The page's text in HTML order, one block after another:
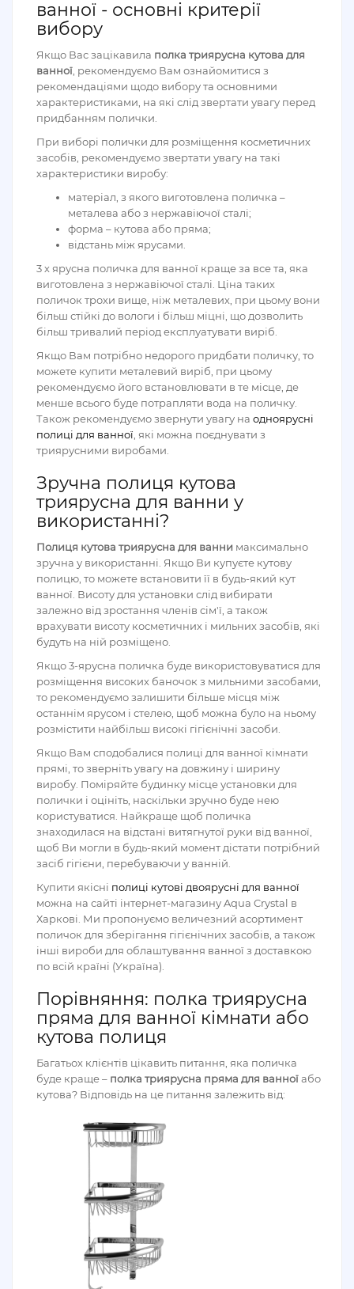
ванної - основні критерії
вибору
Якщо Вас зацікавила полка триярусна кутова для
ванної , рекомендуємо Вам ознайомитися з
рекомендаціями щодо вибору та основними
характеристиками, на які слід звертати увагу перед
придбанням полички.
При виборі полички для розміщення косметичних
засобів, рекомендуємо звертати увагу на такі
характеристики виробу:
матеріал, з якого виготовлена поличка –
металева або з нержавіючої сталі;
форма – кутова або пряма;
відстань між ярусами.
3 х ярусна поличка для ванної краще за все та, яка
виготовлена з нержавіючої сталі. Ціна таких
поличок трохи вище, ніж металевих, при цьому вони
більш стійкі до вологи і більш міцні, що дозволить
більш тривалий період експлуатувати виріб.
Якщо Вам потрібно недорого придбати поличку, то
можете купити металевий виріб, при цьому
рекомендуємо його встановлювати в те місце, де
менше всього буде потрапляти вода на поличку.
Також рекомендуємо звернути увагу на одноярусні
полиці для ванної , які можна поєднувати з
триярусними виробами.
Зручна полиця кутова
триярусна для ванни у
використанні?
Полиця кутова триярусна для ванни максимально
зручна у використанні. Якщо Ви купуєте кутову
полицю, то можете встановити її в будь-який кут
ванної. Висоту для установки слід вибирати
залежно від зростання членів сім'ї, а також
врахувати висоту косметичних і мильних засобів, які
будуть на ній розміщено.
Якщо 3-ярусна поличка буде використовуватися для
розміщення високих баночок з мильними засобами,
то рекомендуємо залишити більше місця між
останнім ярусом і стелею, щоб можна було на ньому
розмістити найбільш високі гігієнічні засоби.
Якщо Вам сподобалися полиці для ванної кімнати
прямі, то зверніть увагу на довжину і ширину
виробу. Поміряйте будинку місце установки для
полички і оцініть, наскільки зручно буде нею
користуватися. Найкраще щоб поличка
знаходилася на відстані витягнутої руки від ванної,
щоб Ви могли в будь-який момент дістати потрібний
засіб гігієни, перебуваючи у ванній.
Купити якісні полиці кутові двоярусні для ванної
можна на сайті інтернет-магазину Aqua Crystal в
Харкові. Ми пропонуємо величезний асортимент
поличок для зберігання гігієнічних засобів, а також
інші вироби для облаштування ванної з доставкою
по всій країні (Україна).
Порівняння: полка триярусна
пряма для ванної кімнати або
кутова полиця
Багатьох клієнтів цікавить питання, яка поличка
буде краще – полка триярусна пряма для ванноїабо
кутова? Відповідь на це питання залежить від: